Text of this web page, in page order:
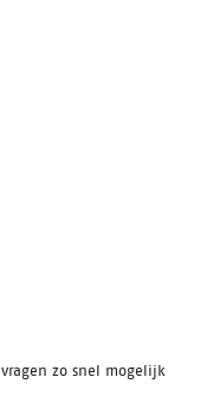
zo snel mogelijk